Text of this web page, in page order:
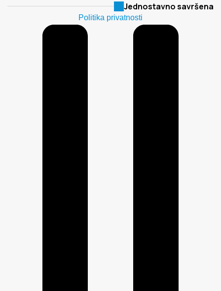
Jednostavno savršena
Politika privatnosti